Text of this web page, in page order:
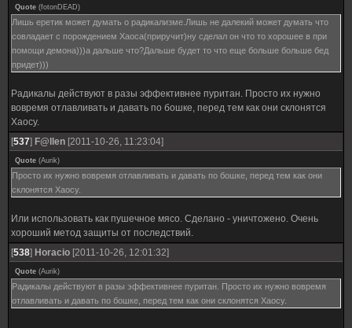
Quote (fotonDEAD)
Лишь еретик может думать о радикализме.Лишь не далекий может думать что
совладает с порождением Хаоса(приручит)ну сделал он что то хорошее в при
помощи демона)))а дальше что?Дальше будет то что еще больше больше бед
придет)))
Радикалы действуют в разы эффективнее пуритан. Просто их нужно
вовремя отлавливать и давать по бошке, перед тем как они склонятся
Хаосу.
[537] F@llen [2011-10-26, 11:23:04]
Quote (Aurik)
Просто их нужно вовремя отлавливать и давать по бошке, перед тем как они
склонятся Хаосу.
Или использовать как пушечное мясо. Сделано - уничтожено. Очень
хороший метод защиты от последствий.
[538] Horacio [2011-10-26, 12:01:32]
Quote (Aurik)
Радикалы действуют в разы эффективнее пуритан. Просто их нужно вовремя
отлавливать и давать по бошке, перед тем как они склонятся Хаосу.